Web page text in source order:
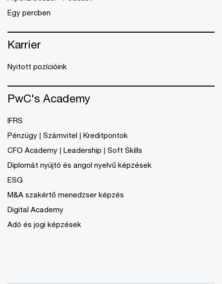
Egy percben
Karrier
Nyitott pozícióink
PwC's Academy
IFRS
Pénzügy | Számvitel | Kreditpontok
CFO Academy | Leadership | Soft Skills
Diplomát nyújtó és angol nyelvű képzések
ESG
M&A szakértő menedzser képzés
Digital Academy
Adó és jogi képzések